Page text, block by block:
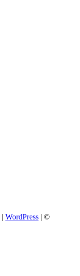
| WordPress | ©